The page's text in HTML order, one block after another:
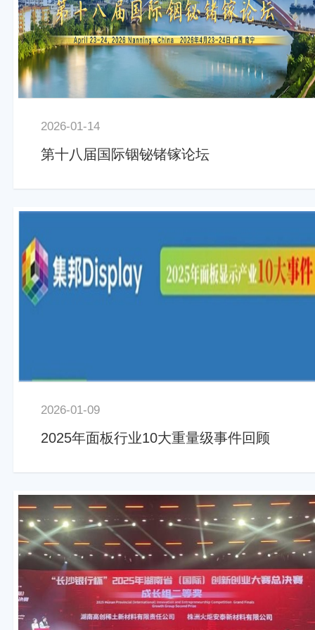
2026-01-14
第十八届国际铟铋锗镓论坛
2026-01-09
2025年面板行业10大重量级事件回顾